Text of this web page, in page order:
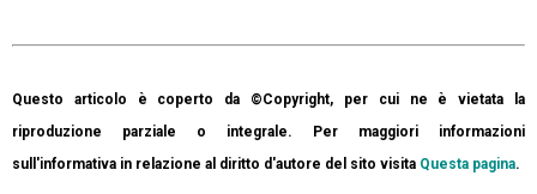
Questo articolo è coperto da ©Copyright, per cui ne è vietata la
riproduzione parziale o integrale. Per maggiori informazioni
sull'informativa in relazione al diritto d'autore del sito visita Questa pagina.